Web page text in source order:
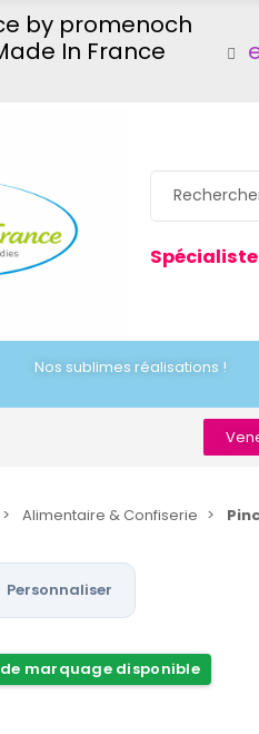
by promenoch
In France
Nos sublimes réalisations !
Alimentaire & Confiserie
Personnaliser
marquage disponible